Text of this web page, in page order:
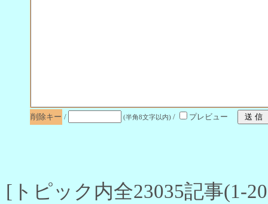
削除キー / (半角8文字以内) / プレビュー
[トピック内全23035記事(1-